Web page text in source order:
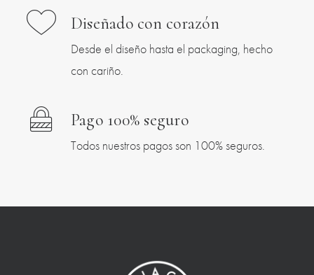
Diseñado con corazón
Desde el diseño hasta el packaging, hecho
con cariño.
Pago 100% seguro
Todos nuestros pagos son 100% seguros.